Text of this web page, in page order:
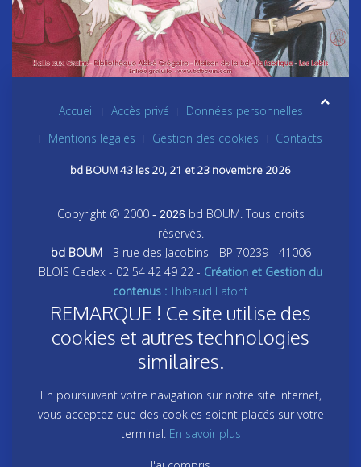
Accueil Accès privé
Données personnelles
Mentions légales
Gestion des cookies Contacts
bd BOUM 43 les 20, 21 et 23 novembre 2026
Copyright © 2000- 2026 bd BOUM. Tous droits
réservés.
bd BOUM- 3 rue des Jacobins - BP 70239 - 41006
BLOIS Cedex - 02 54 42 49 22 - Création et Gestion du
contenus : Thibaud Lafont
REMARQUE ! Ce site utilise des
cookies et autres technologies
similaires.
En poursuivant votre navigation sur notre site internet,
vous acceptez que des cookies soient placés sur votre
terminal. En savoir plus